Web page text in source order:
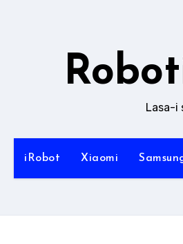
Lasa-i
iRobot Xiaomi